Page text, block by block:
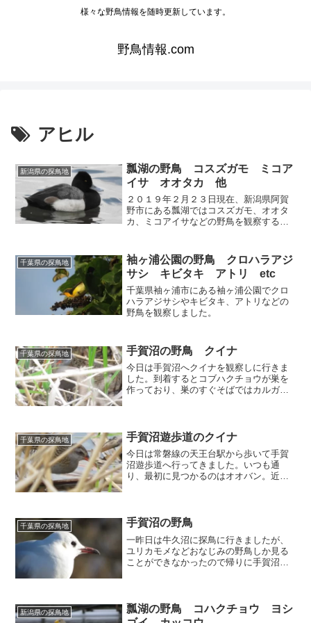
様々な野鳥情報を随時更新しています。
野鳥情報.com
アヒル
新潟県の探鳥地
瓢湖の野鳥 コスズガモ ミコア
イサ オオタカ 他
２０１９年２月２３日現在、新潟県阿賀
野市にある瓢湖ではコスズガモ、オオタ
カ、ミコアイサなどの野鳥を観察するこ
千葉県の探鳥地
袖ヶ浦公園の野鳥 クロハラアジ
サシ キビタキ アトリ etc
千葉県袖ヶ浦市にある袖ヶ浦公園でクロ
ハラアジサシやキビタキ、アトリなどの
野鳥を観察しました。
千葉県の探鳥地 手賀沼の野鳥 クイナ
今日は手賀沼へクイナを観察しに行きま
した。到着するとコブハクチョウが巣を
作っており、巣のすぐそばではカルガモ
の高いモズ。セグロカモメ...
千葉県の探鳥地 手賀沼遊歩道のクイナ
今日は常磐線の天王台駅から歩いて手賀
沼遊歩道へ行ってきました。いつも通
り、最初に見つかるのはオオバン。近く
た。舟の上ではセグロカモメ...
千葉県の探鳥地 手賀沼の野鳥
一昨日は牛久沼に探鳥に行きましたが、
ユリカモメなどおなじみの野鳥しか見る
ことができなかったので帰りに手賀沼に
オオバンは手賀沼に来ると...
新潟県の探鳥地
瓢湖の野鳥 コハクチョウ ヨシ